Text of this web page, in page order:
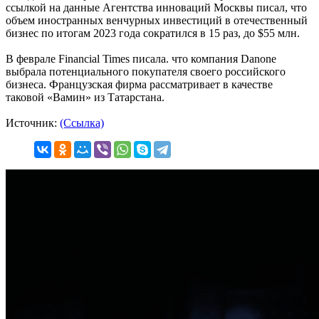
ссылкой на данные Агентства инноваций Москвы писал, что
объем иностранных венчурных инвестиций в отечественный
бизнес по итогам 2023 года сократился в 15 раз, до $55 млн.
В феврале Financial Times писала. что компания Danone
выбрала потенциального покупателя своего российского
бизнеса. Французская фирма рассматривает в качестве
таковой «Вамин» из Татарстана.
Источник: (Ссылка)